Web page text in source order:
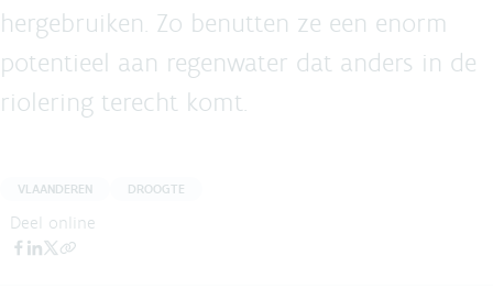
hergebruiken. Zo benutten ze een enorm
potentieel aan regenwater dat anders in de
riolering terecht komt.
VLAANDEREN DROOGTE
Deel online